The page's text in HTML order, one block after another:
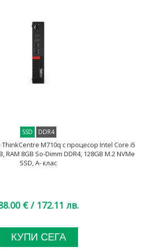
SSD DDR4
M710q с процесор Intel Core i5
RAM 8GB So-Dimm DDR4, 128GB M.2 NVMe
SSD, A- клас
€ / 172.11 лв.
КУПИ СЕГА